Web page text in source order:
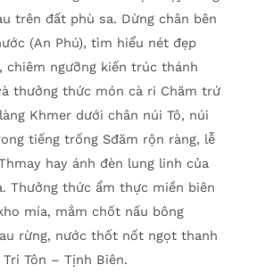
trên đất phù sa. Dừng chân bên
(An Phú), tìm hiểu nét đẹp
chiêm ngưỡng kiến trúc thánh
thưởng thức món cà ri Chăm trứ
Khmer dưới chân núi Tô, núi
tiếng trống Sđăm rộn ràng, lễ
hay ánh đèn lung linh của
Thưởng thức ẩm thực miền biên
mía, mắm chốt nấu bông
rừng, nước thốt nốt ngọt thanh
Tôn – Tịnh Biên.